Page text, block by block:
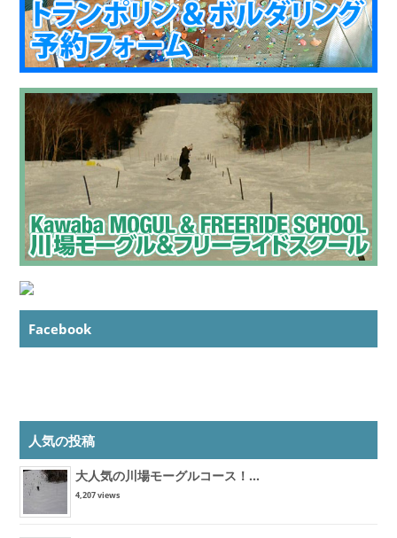
Facebook
人気の投稿
大人気の川場モーグルコース！...
4,207 views